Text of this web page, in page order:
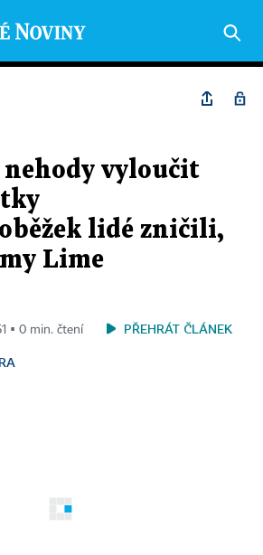
nehody vyloučit
lidé zničili,
Lime
▪ 0 min. čtení PŘEHRÁT ČLÁNEK